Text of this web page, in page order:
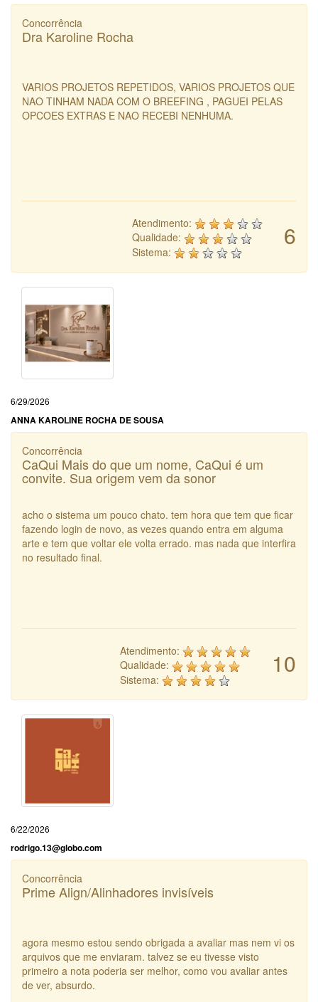
Concorrência
Dra Karoline Rocha
VARIOS PROJETOS REPETIDOS, VARIOS PROJETOS QUE
NAO TINHAM NADA COM O BREEFING , PAGUEI PELAS
OPCOES EXTRAS E NAO RECEBI NENHUMA.
6
Atendimento:
Qualidade:
Sistema:
6/29/2026
ANNA KAROLINE ROCHA DE SOUSA
Concorrência
CaQui Mais do que um nome, CaQui é um
convite. Sua origem vem da sonor
acho o sistema um pouco chato. tem hora que tem que ficar
fazendo login de novo, as vezes quando entra em alguma
arte e tem que voltar ele volta errado. mas nada que interfira
no resultado final.
10
Atendimento:
Qualidade:
Sistema:
6/22/2026
rodrigo.13@globo.com
Concorrência
Prime Align/Alinhadores invisíveis
agora mesmo estou sendo obrigada a avaliar mas nem vi os
arquivos que me enviaram. talvez se eu tivesse visto
primeiro a nota poderia ser melhor, como vou avaliar antes
de ver, absurdo.